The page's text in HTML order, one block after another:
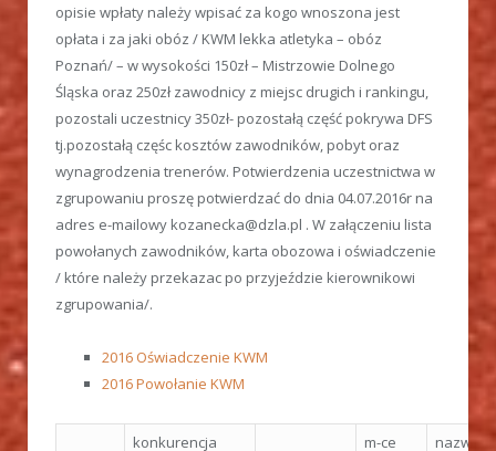
opisie wpłaty należy wpisać za kogo wnoszona jest
opłata i za jaki obóz / KWM lekka atletyka – obóz
Poznań/ – w wysokości 150zł – Mistrzowie Dolnego
Śląska oraz 250zł zawodnicy z miejsc drugich i rankingu,
pozostali uczestnicy 350zł- pozostałą część pokrywa DFS
tj.pozostałą częśc kosztów zawodników, pobyt oraz
wynagrodzenia trenerów. Potwierdzenia uczestnictwa w
zgrupowaniu proszę potwierdzać do dnia 04.07.2016r na
adres e-mailowy kozanecka@dzla.pl . W załączeniu lista
powołanych zawodników, karta obozowa i oświadczenie
/ które należy przekazac po przyjeździe kierownikowi
zgrupowania/.
2016 Oświadczenie KWM
2016 Powołanie KWM
konkurencja m-ce